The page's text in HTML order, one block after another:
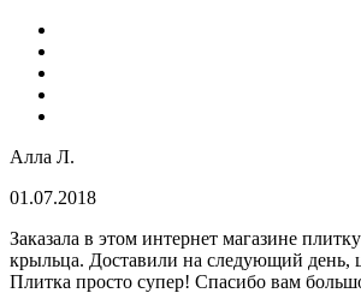
Алла Л.
01.07.2018
Заказала в этом интернет магазине
крыльца. Доставили на следующий день,
Плитка просто супер! Спасибо вам